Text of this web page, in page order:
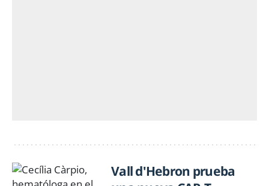
Vall d'Hebron prueba